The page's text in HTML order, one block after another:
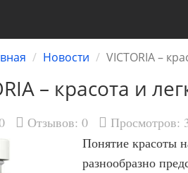
Новости VICTORIA –
– красота и
Отзывов: 0
Просмотров:
Понятие красоты
разнообразно